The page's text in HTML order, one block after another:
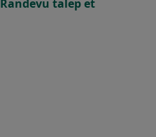
Randevu talep et